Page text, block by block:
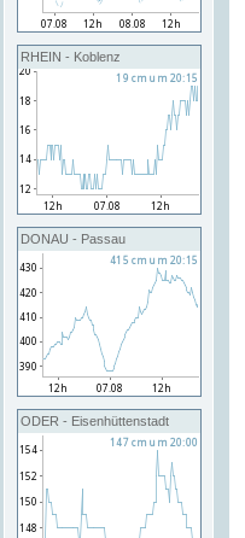
RHEIN - Koblenz
DONAU - Passau
ODER - Eisenhüttenstadt